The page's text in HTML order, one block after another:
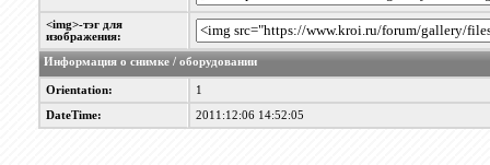
<img>-тэг для
изображения:
Информация о снимке / оборудовании
Orientation: 1
DateTime: 2011:12:06 14:52:05